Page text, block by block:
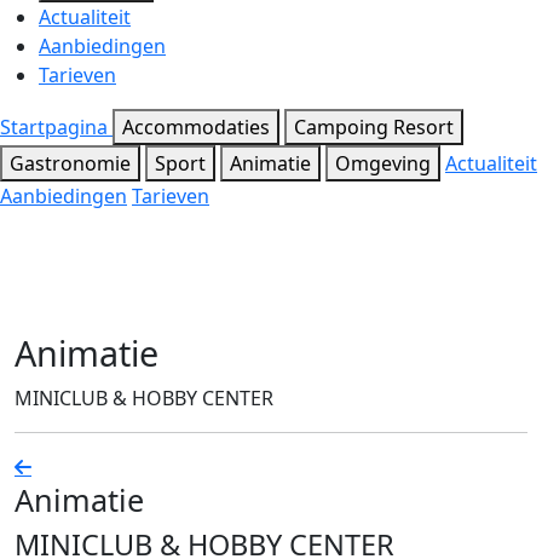
Actualiteit
Aanbiedingen
Tarieven
Startpagina Accommodaties
Campoing Resort
Gastronomie
Sport Animatie Omgeving Actualiteit
Aanbiedingen Tarieven
Animatie
MINICLUB & HOBBY CENTER
Animatie
MINICLUB & HOBBY CENTER